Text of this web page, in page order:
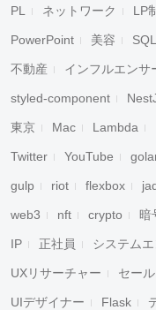
PL ネットワーク LP
PowerPoint 美容 SQL
不動産 インフルエンサ
styled-component
東京 Mac Lambda
Twitter YouTube
gulp riot flexbox
web3 nft crypto 暗
IP 正社員 システム
UXリサーチャー セー
UIデザイナー Flask